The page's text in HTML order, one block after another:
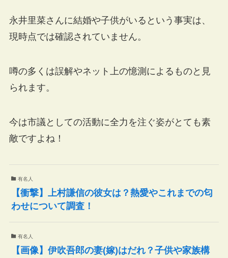
永井里菜さんに結婚や子供がいるという事実は、
現時点では確認されていません。
噂の多くは誤解やネット上の憶測によるものと見
られます。
今は市議としての活動に全力を注ぐ姿がとても素
敵ですよね！
有名人
【衝撃】上村謙信の彼女は？熱愛やこれまでの匂
わせについて調査！
有名人
【画像】伊吹吾郎の妻(嫁)はだれ？子供や家族構